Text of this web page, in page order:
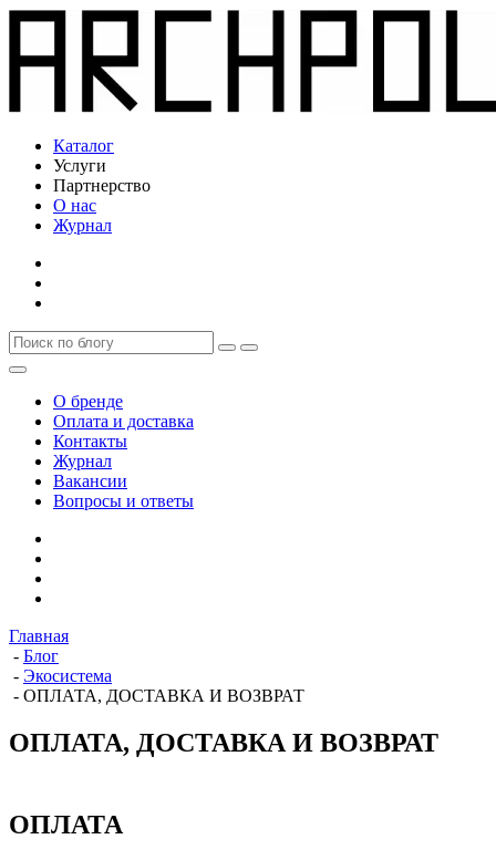
Каталог
Услуги
Партнерство
О нас
Журнал
О бренде
Оплата и доставка
Контакты
Журнал
Вакансии
Вопросы и ответы
Главная
- Блог
- Экосистема
- ОПЛАТА, ДОСТАВКА И ВОЗВРАТ
ОПЛАТА, ДОСТАВКА И ВОЗВРАТ
ОПЛАТА